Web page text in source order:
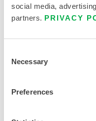
social media,
partners. PRIVACY
Selection
Necessary
Preferences